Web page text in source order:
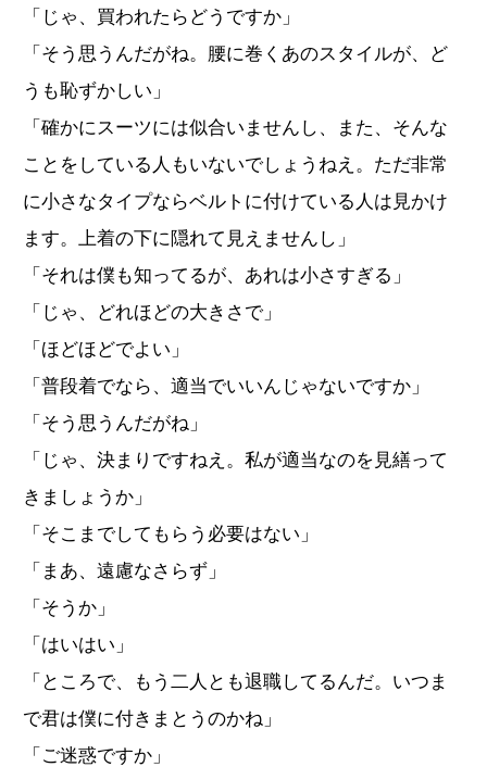
「じゃ、買われたらどうですか」
「そう思うんだがね。腰に巻くあのスタイルが、ど
うも恥ずかしい」
「確かにスーツには似合いませんし、また、そんな
ことをしている人もいないでしょうねえ。ただ非常
に小さなタイプならベルトに付けている人は見かけ
ます。上着の下に隠れて見えませんし」
「それは僕も知ってるが、あれは小さすぎる」
「じゃ、どれほどの大きさで」
「ほどほどでよい」
「普段着でなら、適当でいいんじゃないですか」
「そう思うんだがね」
「じゃ、決まりですねえ。私が適当なのを見繕って
きましょうか」
「そこまでしてもらう必要はない」
「まあ、遠慮なさらず」
「そうか」
「はいはい」
「ところで、もう二人とも退職してるんだ。いつま
で君は僕に付きまとうのかね」
「ご迷惑ですか」